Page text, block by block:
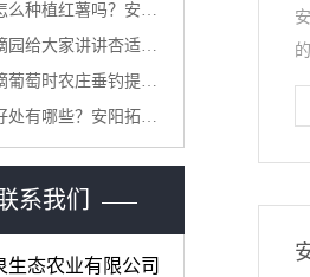
薯吗？安阳采摘园对这个问题做出分析
大家讲讲杏适合什么时候采摘
时农庄垂钓提示应注意的事项
？安阳拓展训练给你们简单介绍一下
系我们
生态农业有限公司